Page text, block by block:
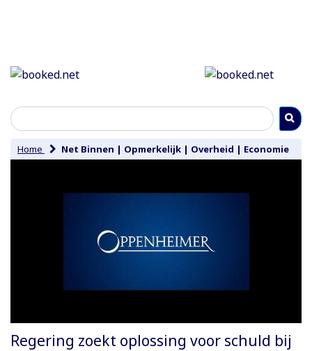
Home Net Binnen | Opmerkelijk | Overheid | Economie
Regering zoekt oplossing voor schuld bij